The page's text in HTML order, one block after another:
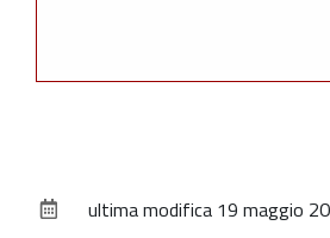
documentoultima modifica 19 maggio